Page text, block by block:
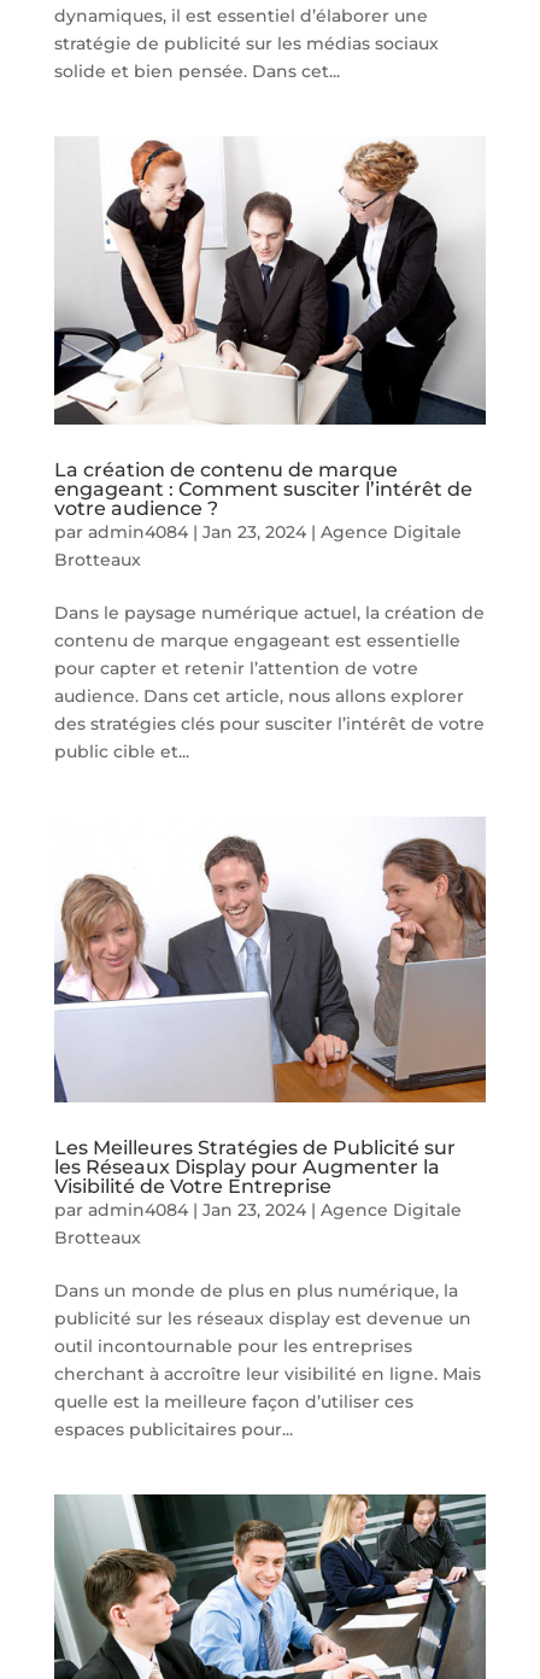
dynamiques, il est essentiel d’élaborer une
stratégie de publicité sur les médias sociaux
solide et bien pensée. Dans cet...
La création de contenu de marque
engageant : Comment susciter l’intérêt de
votre audience ?
par admin4084| Jan 23, 2024| Agence Digitale
Brotteaux
Dans le paysage numérique actuel, la création de
contenu de marque engageant est essentielle
pour capter et retenir l’attention de votre
audience. Dans cet article, nous allons explorer
des stratégies clés pour susciter l’intérêt de votre
public cible et...
Les Meilleures Stratégies de Publicité sur
les Réseaux Display pour Augmenter la
Visibilité de Votre Entreprise
par admin4084| Jan 23, 2024| Agence Digitale
Brotteaux
Dans un monde de plus en plus numérique, la
publicité sur les réseaux display est devenue un
outil incontournable pour les entreprises
cherchant à accroître leur visibilité en ligne. Mais
quelle est la meilleure façon d’utiliser ces
espaces publicitaires pour...